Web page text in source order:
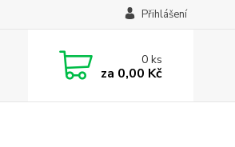
Přihlášení
0ks
za 0,00 Kč